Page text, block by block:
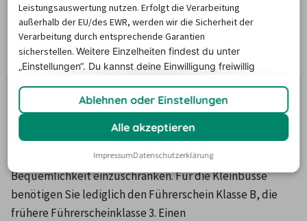
gestattet Fahrten in Anrainerstaaten. Wollen Sie einen
Kleinbus mieten in Lörrach, finden Sie bei billiger-
mietwagen.de verschiedene Modelle der
Großraumfahrzeuge. Für Umzüge und den Transport
größerer Gegenstände sind Fahrzeuge ohne Sitze im
hinteren Bereich ideal. Planen Sie einen Ausflug mit einer
Gruppe von bis zu neun Personen, lohnt es sich ebenfalls
einen Kleinbus zu mieten in Lörrach. Das Fahrzeug bietet
Ihnen ausreichend Platz für Gepäck, ohne Ihre
Bequemlichkeit einzuschränken. Für die Kleinbusse
benötigen Sie lediglich den Führerschein Klasse B, die
frühere Führerscheinklasse 3. Einen
Leistungsauswertung nutzen. Erfolgt die Verarbeitung
außerhalb der EU/des EWR, werden wir die Sicherheit der
Verarbeitung durch entsprechende Garantien
sicherstellen.Weitere Einzelheiten findest du unter
„Einstellungen“. Du kannst deine Einwilligung freiwillig
Ablehnen oder Einstellungen
Alle akzeptieren
ImpressumDatenschutzerklärung